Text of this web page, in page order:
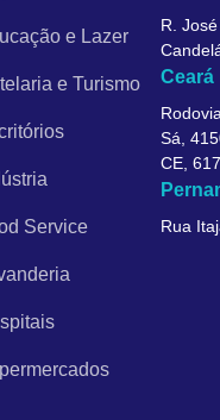
e Lazer
e Turismo
Service
R.
Ceará
Sá,
CE,
Rua